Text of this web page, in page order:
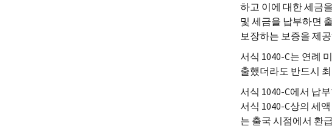
하고 이에 대한 세금
및 세금을 납부하면
보장하는 보증을 제
서식 1040-C는 연례
출했더라도 반드시
서식 1040-C에서 납
서식 1040-C상의 세
는 출국 시점에서 환